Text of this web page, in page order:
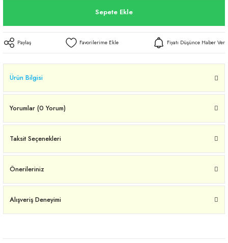
Sepete Ekle
Paylaş Fiyatı Düşünce Haber Ver
Ürün Bilgisi
Yorumlar (0 Yorum)
Taksit Seçenekleri
Önerileriniz
Alışveriş Deneyimi